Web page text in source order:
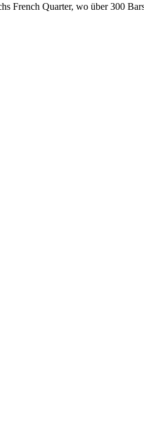
French Quarter, wo über 300